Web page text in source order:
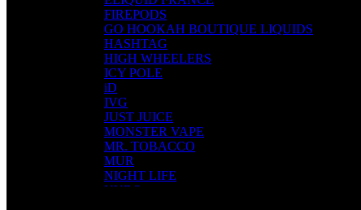
FIREPODS
GO HOOKAH BOUTIQUE LIQUIDS
HASHTAG
HIGH WHEELERS
ICY POLE
iD
IVG
JUST JUICE
MONSTER VAPE
MR. TOBACCO
MUR
NIGHT LIFE
NUBO